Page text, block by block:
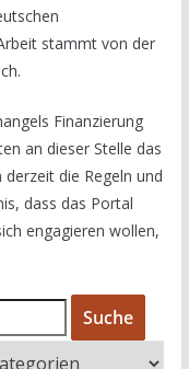
stammt von der
Finanzierung
an dieser Stelle das
die Regeln und
dass das Portal
engagieren wollen,
Suche